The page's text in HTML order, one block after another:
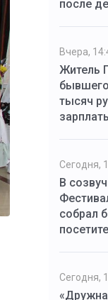
после
Вчера,
Житель
тысяч
Сегодня,
В
собрал
Сегодня,